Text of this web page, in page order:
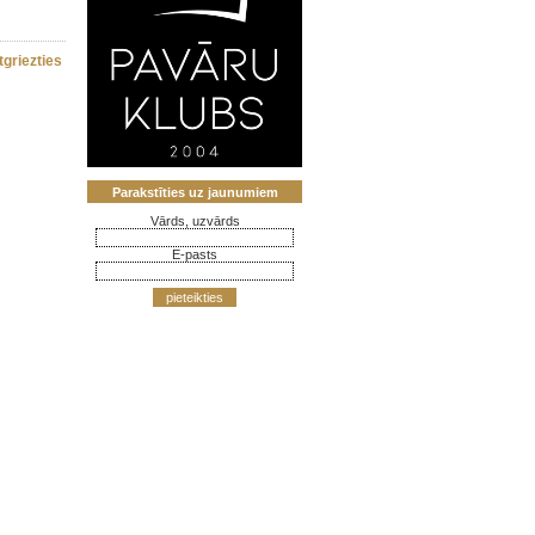
Parakstīties uz jaunumiem
Vārds, uzvārds
E-pasts
pieteikties